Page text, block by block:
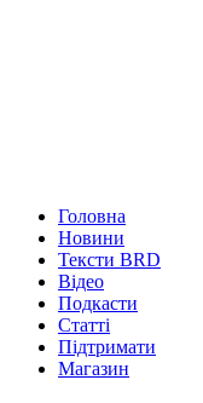
Головна
Новини
Тексти BRD
Відео
Подкасти
Статті
Підтримати
Магазин